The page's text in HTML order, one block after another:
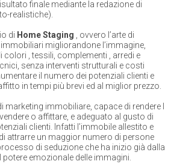
finale mediante la redazione di
realistiche).
di Home Staging , ovvero l’arte di
migliorandone l’immagine,
colori , tessili, complementi , arredi e
senza interventi strutturali e costi
il numero dei potenziali clienti e
in tempi più brevi ed al miglior prezzo.
marketing immobiliare, capace di rendere l
o affittare, e adeguato al gusto di
clienti. Infatti l’immobile allestito e
attrarre un maggior numero di persone
di seduzione che ha inizio già dalla
emozionale delle immagini.